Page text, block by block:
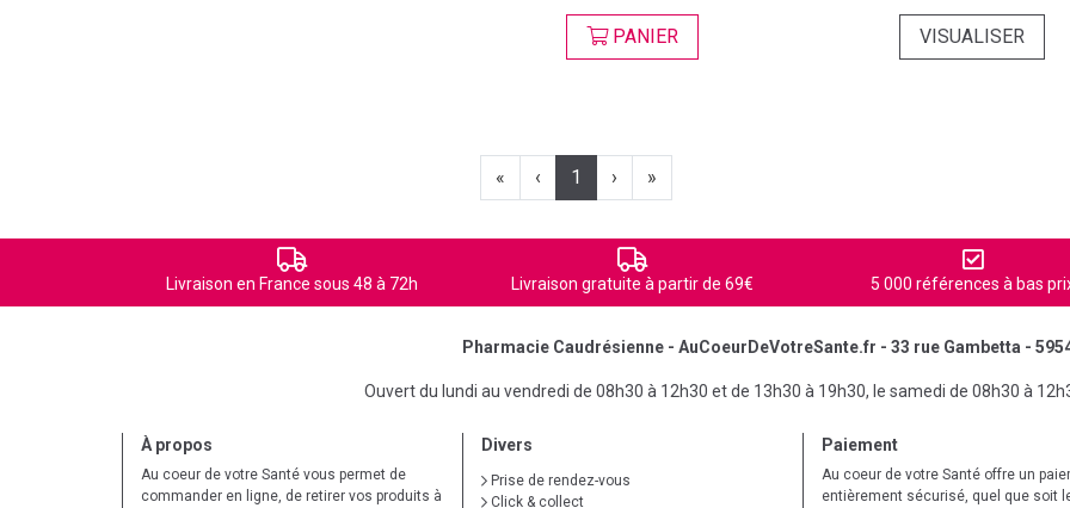
PANIER VISUALISER
« ‹ 1 › »
Livraison en France sous 48 à 72h Livraison gratuite à partir de 69€ 5 000 références à bas
Pharmacie Caudrésienne - AuCoeurDeVotreSante.fr - 33 rue Gambetta -
Ouvert du lundi au vendredi de 08h30 à 12h30 et de 13h30 à 19h30, le samedi de 08h30 à
À propos
Au coeur de votre Santé vous permet de
commander en ligne, de retirer vos produits à
Divers
Prise de rendez-vous
Click & collect
Paiement
Au coeur de votre Santé offre un
entièrement sécurisé, quel que soit